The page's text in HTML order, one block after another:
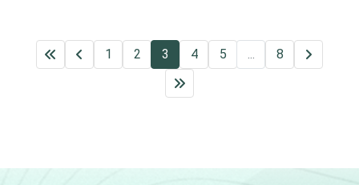
1 2 3 4 5 ... 8